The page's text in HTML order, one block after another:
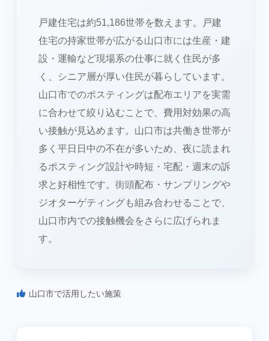
戸建住宅は約51,186世帯を数えます。戸建
住宅の持家世帯が広がる山口市には生産・建
設・運輸など現場系の仕事に就く住民が多
く、シニア層が厚い住民が暮らしています。
山口市でのポスティングは配布エリアを実需
に合わせて絞り込むことで、費用対効果の高
い接触が見込めます。山口市は共働き世帯が
多く平日日中の不在が多いため、夜に読まれ
るポスティング設計や時短・宅配・週末の訴
求と好相性です。街頭配布・サンプリングや
ジオターゲティングも組み合わせることで、
山口市内での接触機会をさらに広げられま
す。
山口市で活用したい施策